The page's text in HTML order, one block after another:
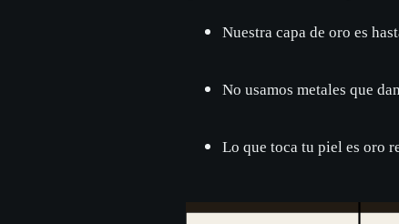
Nuestra capa de oro es
No usamos metales que
Lo que toca tu piel es oro